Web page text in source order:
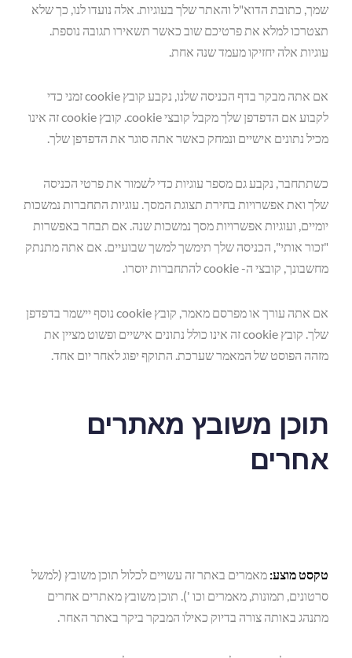
שמך, כתובת הדוא"ל והאתר שלך בעוגיות. אלה נועדו לנו, כך שלא
תצטרכו למלא את פרטיכם שוב כאשר תשאירו תגובה נוספת.
עוגיות אלה יחזיקו מעמד שנה אחת.
אם אתה מבקר בדף הכניסה שלנו, נקבע קובץ cookie זמני כדי
לקבוע אם הדפדפן שלך מקבל קובצי cookie. קובץ cookie זה אינו
מכיל נתונים אישיים ונמחק כאשר אתה סוגר את הדפדפן שלך.
כשתתחבר, נקבע גם מספר עוגיות כדי לשמור את פרטי הכניסה
שלך ואת אפשרויות בחירת תצוגת המסך. עוגיות התחברות נמשכות
יומיים, ועוגיות אפשרויות מסך נמשכות שנה. אם תבחר באפשרות
"זכור אותי", הכניסה שלך תימשך למשך שבועיים. אם אתה מתנתק
מחשבונך, קובצי ה- cookie להתחברות יוסרו.
אם אתה עורך או מפרסם מאמר, קובץ cookie נוסף יישמר בדפדפן
שלך. קובץ cookie זה אינו כולל נתונים אישיים ופשוט מציין את
מזהה הפוסט של המאמר שערכת. התוקף יפוג לאחר יום אחד.
תוכן משובץ מאתרים
אחרים
טקסט מוצע: מאמרים באתר זה עשויים לכלול תוכן משובץ (למשל
סרטונים, תמונות, מאמרים וכו '). תוכן משובץ מאתרים אחרים
מתנהג באותה צורה בדיוק כאילו המבקר ביקר באתר האחר.